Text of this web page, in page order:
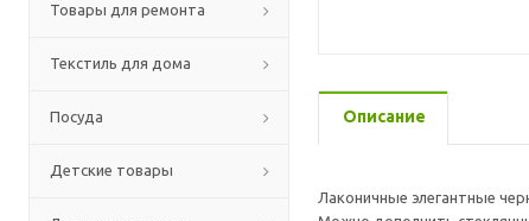
Товары для ремонта
Текстиль для дома
Посуда
Детские товары
Описание
Лаконичные элегантные